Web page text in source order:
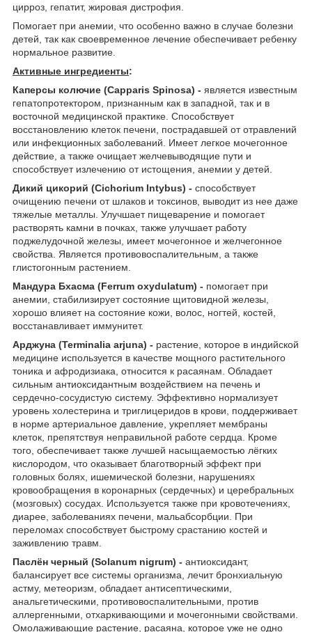
цирроз, гепатит, жировая дистрофия.
Помогает при анемии, что особенно важно в случае болезни
детей, так как своевременное лечение обеспечивает ребенку
нормальное развитие.
Активные ингредиенты:
Каперсы колючие (Capparis Spinosa) - является известным
гепатопротектором, признанным как в западной, так и в
восточной медицинской практике. Способствует
восстановлению клеток печени, пострадавшей от отравлений
или инфекционных заболеваний. Имеет легкое мочегонное
действие, а также очищает желчевыводящие пути и
способствует излечению от истощения, анемии у детей.
Дикий цикорий (Cichorium Intybus) - способствует
очищению печени от шлаков и токсинов, выводит из нее даже
тяжелые металлы. Улучшает пищеварение и помогает
растворять камни в почках, также улучшает работу
поджелудочной железы, имеет мочегонное и желчегонное
свойства. Является противовоспалительным, а также
глистогонным растением.
Мандура Бхасма (Ferrum oxydulatum) - помогает при
анемии, стабилизирует состояние щитовидной железы,
хорошо влияет на состояние кожи, волос, ногтей, костей,
восстанавливает иммунитет.
Арджуна (Terminalia arjuna) - растение, которое в индийской
медицине используется в качестве мощного растительного
тоника и афродизиака, относится к расаянам. Обладает
сильным антиоксидантным воздействием на печень и
сердечно-сосудистую систему. Эффективно нормализует
уровень холестерина и триглицеридов в крови, поддерживает
в норме артериальное давление, укрепляет мембраны
клеток, препятствуя неправильной работе сердца. Кроме
того, обеспечивает также лучшей насыщаемостью лёгких
кислородом, что оказывает благотворный эффект при
головных болях, ишемической болезни, нарушениях
кровообращения в коронарных (сердечных) и церебральных
(мозговых) сосудах. Используется также при кровотечениях,
диарее, заболеваниях печени, мальабсорбции. При
переломах способствует быстрому срастанию костей и
заживлению травм.
Паслён черный (Solanum nigrum) - антиоксидант,
балансирует все системы организма, лечит бронхиальную
астму, метеоризм, обладает антисептическими,
анальгетическими, противовоспалительными, против
аллергенными, отхаркивающими и мочегонными свойствами.
Омолаживающие растение, расаяна, которое уже не одно